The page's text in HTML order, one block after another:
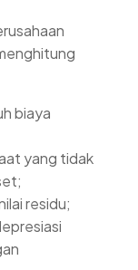
biaya
yang tidak
residu;